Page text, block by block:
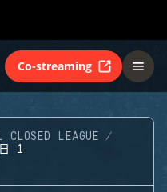
Co-streaming
CLOSED LEAGUE
1